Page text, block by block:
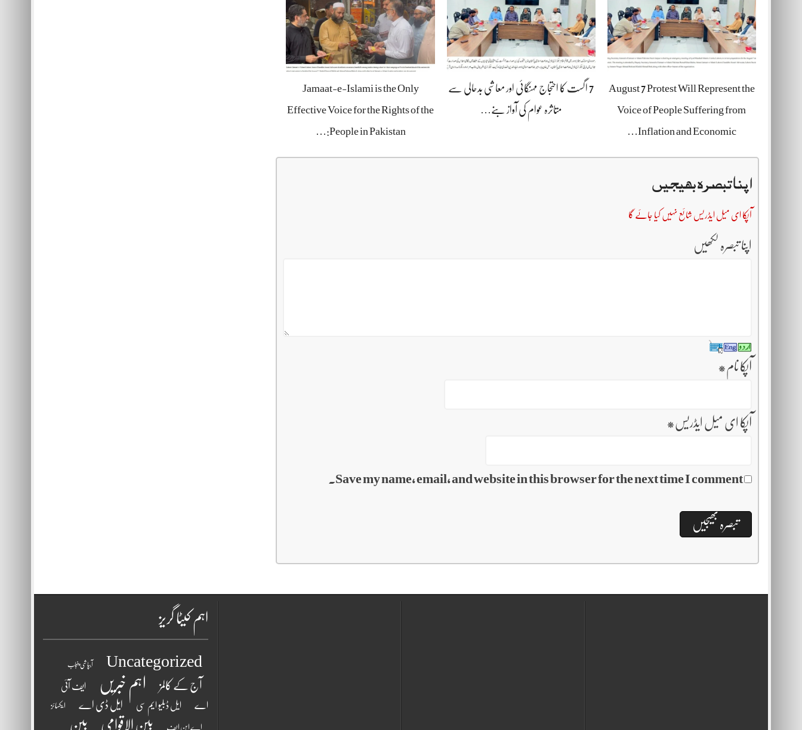
August 7 Protest Will Represent the
Voice of People Suffering from
Inflation and Economic…
7 اگست کا احتجاج مہنگائی اور معاشی بدحالی سے
متاثرہ عوام کی آواز بنے…
Jamaat-e-Islami is the Only
Effective Voice for the Rights of the
People in Pakistan:…
اپنا تبصرہ بھیجیں
آپکا ای میل ایڈریس شائع نہیں کیا جائے گا
اپنا تبصرہ لکھیں
آپکا نام *
آپکا ای میل ایڈریس *
Save my name, email, and website in this browser for the next time I comment.
اہم کیٹا گریز
Uncategorized آبپاشی پنجاب
آج کے کالمز اہم خبریں ایف آئی
اے ایل ڈبلیو ایم سی ایل ڈی اے ایکسائز
اے این ایف بین الاقوامی بین